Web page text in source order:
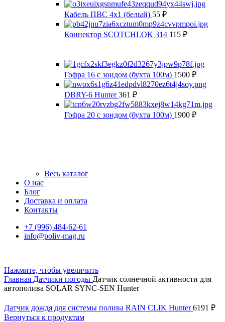
Кабель ПВС 4х1 (белый) 55 ₽
Коннектор SCOTCHLOK 314 115 ₽
Гофра 16 с зондом (бухта 100м) 1500 ₽
DBRY-6 Hunter361 ₽
Гофра 20 с зондом (бухта 100м) 1900 ₽
Весь каталог
О нас
Блог
Доставка и оплата
Контакты
+7 (996) 484-62-61
info@poliv-mag.ru
Нажмите, чтобы увеличить
Главная Датчики погоды Датчик солнечной активности для
автополива SOLAR SYNC-SEN Hunter
Датчик дождя для системы полива RAIN CLIK Hunter6191 ₽
Вернуться к продуктам